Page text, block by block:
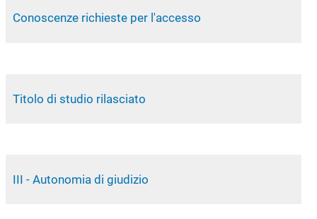
Conoscenze richieste per l'accesso
Titolo di studio rilasciato
III - Autonomia di giudizio